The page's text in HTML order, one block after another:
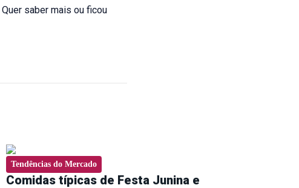
Quer saber mais ou ficou
Tendências do Mercado
Comidas típicas de Festa Junina e